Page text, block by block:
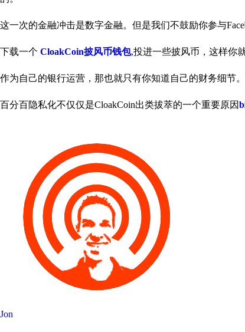
这一次的金融冲击是数字金融。但是我们不鼓励你参与
下载一个 CloakCoin披风币钱包,投进一些披风币，这样你
作为自己的银行运营，那也就只有你知道自己的财务细节
百分百隐私化不仅仅是CloakCoin出类拔萃的一个重要原因
Jon